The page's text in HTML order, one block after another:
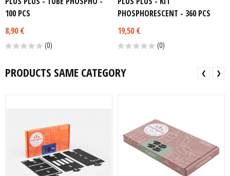
100 PCS
8,90 €
(0)
PHOSPHORESCENT - 360 PCS
19,50 €
(0)
PRODUCTS SAME CATEGORY ❮ ❯